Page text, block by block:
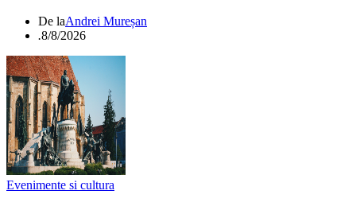
De laAndrei Mureșan
.8/8/2026
Evenimente si cultura